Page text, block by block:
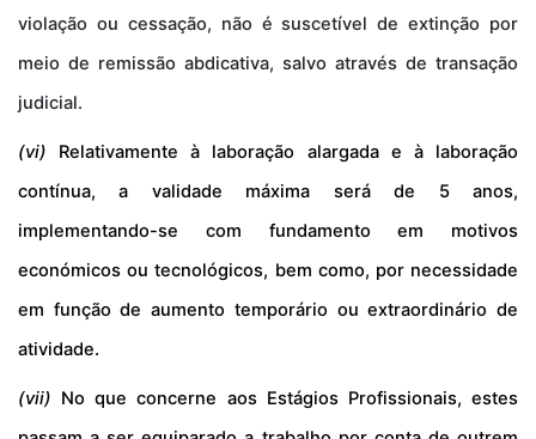
violação ou cessação, não é suscetível de extinção por
meio de remissão abdicativa, salvo através de transação
judicial.
(vi) Relativamente à laboração alargada e à laboração
contínua, a validade máxima será de 5 anos,
implementando-se com fundamento em motivos
económicos ou tecnológicos, bem como, por necessidade
em função de aumento temporário ou extraordinário de
atividade.
(vii) No que concerne aos Estágios Profissionais, estes